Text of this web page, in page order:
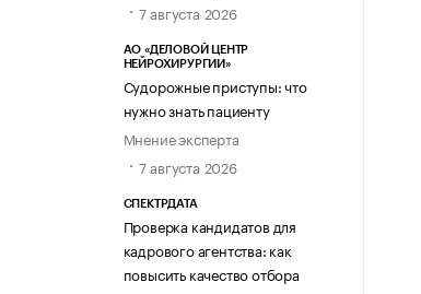
7 августа 2026
АО «ДЕЛОВОЙ ЦЕНТР
НЕЙРОХИРУРГИИ»
Судорожные приступы: что
нужно знать пациенту
Мнение эксперта
7 августа 2026
СПЕКТРДАТА
Проверка кандидатов для
кадрового агентства: как
повысить качество отбора